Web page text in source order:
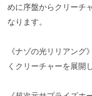
めに序盤からクリーチ
なります。
《ナゾの光リリアン
くクリーチャーを展開